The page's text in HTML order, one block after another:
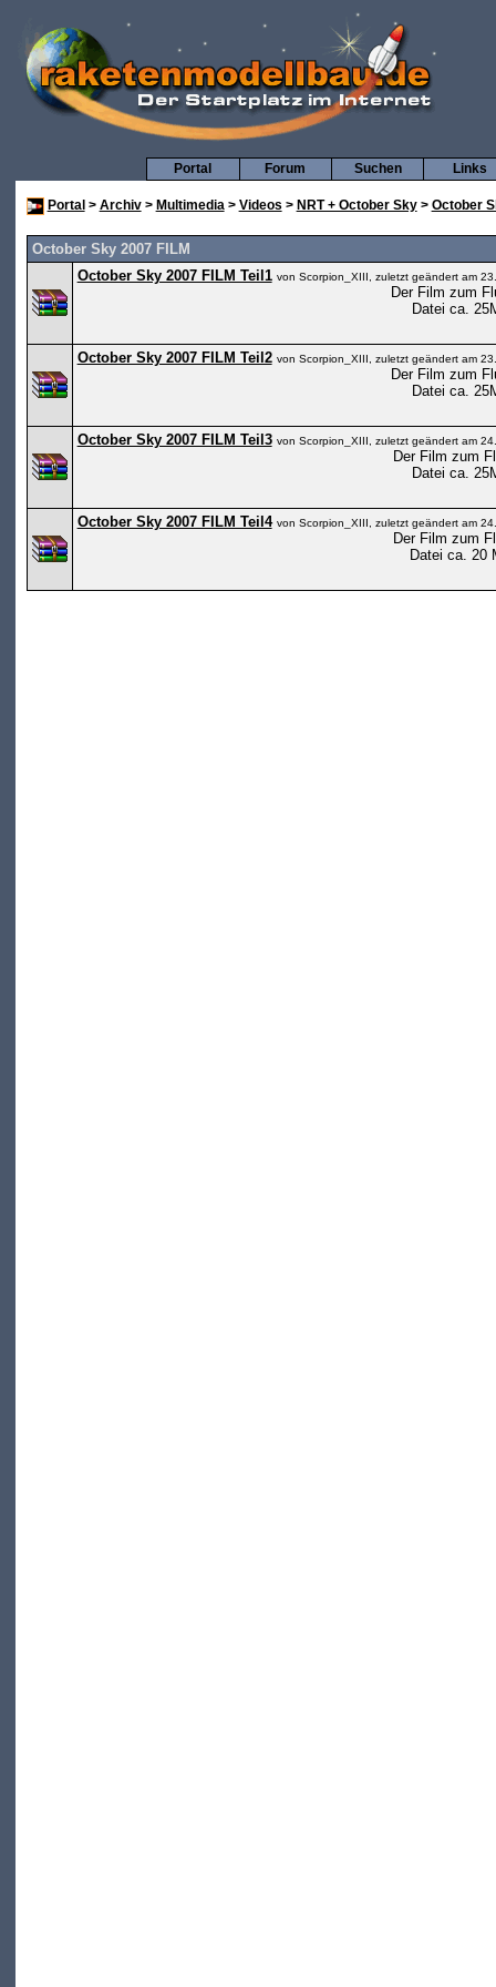
Links
Suchen
Forum
Portal
Portal > Archiv> Multimedia> Videos > NRT + October Sky> October
October Sky 2007 FILM
October Sky 2007 FILM Teil1 von Scorpion_XIII, zuletzt geändert am
Der Film zum
Datei ca.
October Sky 2007 FILM Teil2 von Scorpion_XIII, zuletzt geändert am
Der Film zum
Datei ca.
October Sky 2007 FILM Teil3 von Scorpion_XIII, zuletzt geändert am
Der Film zum
Datei ca.
October Sky 2007 FILM Teil4 von Scorpion_XIII, zuletzt geändert am
Der Film zum
Datei ca. 20